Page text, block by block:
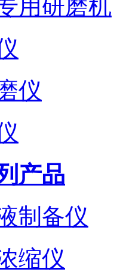
用研磨机
仪
产品
制备仪
缩仪